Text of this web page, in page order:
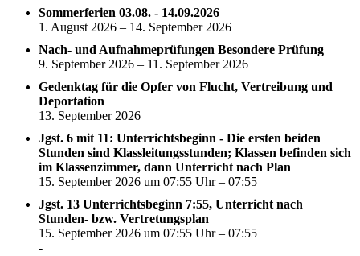
Sommerferien 03.08. - 14.09.2026
1. August 2026 – 14. September 2026
Nach- und Aufnahmeprüfungen Besondere Prüfung
9. September 2026 – 11. September 2026
Gedenktag für die Opfer von Flucht, Vertreibung und
Deportation
13. September 2026
Jgst. 6 mit 11: Unterrichtsbeginn - Die ersten beiden
Stunden sind Klassleitungsstunden; Klassen befinden sich
im Klassenzimmer, dann Unterricht nach Plan
15. September 2026 um 07:55 Uhr – 07:55
Jgst. 13 Unterrichtsbeginn 7:55, Unterricht nach
Stunden- bzw. Vertretungsplan
15. September 2026 um 07:55 Uhr – 07:55
-